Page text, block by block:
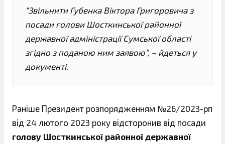
“Звільнити Губенка Віктора Григоровича з
посади голови Шосткинської районної
державної адміністрації Сумської області
згідно з поданою ним заявою”, – йдеться у
документі.
Раніше Президент розпорядженням №26/2023-рп
від 24 лютого 2023 року відсторонив від посади
голову Шосткинської районної державної